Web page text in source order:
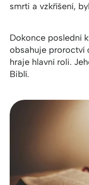
smrti a vzkříšení,
Dokonce poslední
obsahuje proroctví
hraje hlavní roli.
Biblí.